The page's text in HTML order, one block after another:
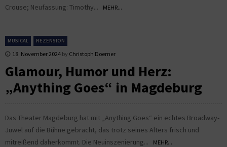
Crouse; Neufassung: Timothy...
MEHR...
MUSICAL REZENSION
18. November 2024 by Christoph Doerner
Glamour, Humor und Herz:
„Anything Goes“ in Magdeburg
Das Theater Magdeburg hat mit „Anything Goes“ ein echtes Broadway-
Juwel auf die Bühne gebracht, das trotz seines Alters frisch und
mitreißend daherkommt. Die Neuinszenierung...
MEHR...